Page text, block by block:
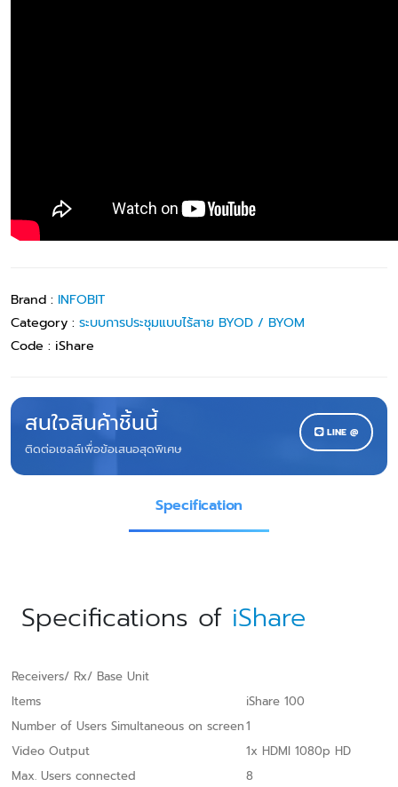
Brand : INFOBIT
Category : ระบบการประชุมแบบไร้สาย BYOD / BYOM
Code : iShare
สนใจสินค้าชิ้นนี้
ติดต่อเซลล์เพื่อข้อเสนอสุดพิเศษ
LINE @
Specification
Specifications of iShare
Receivers/ Rx/ Base Unit
Items
iShare 100
Number of Users Simultaneous on screen1
Video Output
1x HDMI 1080p HD
Max. Users connected
8